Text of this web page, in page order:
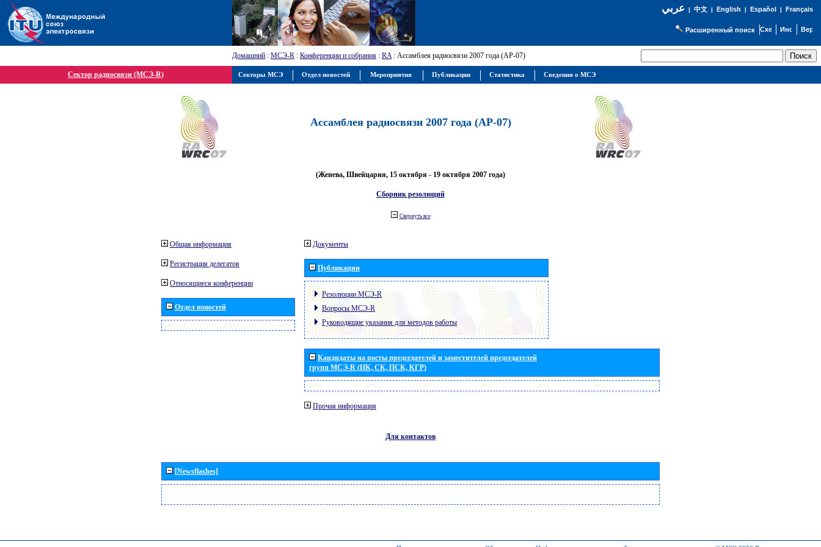
عربي| 中文| English | Español | Français
Расширенный поиск
Домашний : МСЭ-R : Конференции и собрания : RA: Ассамблея радиосвязи 2007 года (АР-07)
Сектор радиосвязи (МСЭ-R)
Ассамблея радиосвязи 2007 года (АР-07)
(Женева, Швейцария, 15 октября - 19 октября 2007 года)
Сборник резолюций
Свернуть все
Общая информация
Регистрация делегатов
Относящиеся конференции
Отдел новостей
Документы
Публикации
Резолюции МСЭ-R
Вопросы МСЭ-R
Руководящие указания для методов работы
Кандидаты на посты председателей и заместителей председателей
групп МСЭ-R (ИК, СК, ПСК, КГР)
Прочая информация
Для контактов
[Newsflashes]
Секторы МСЭ Отдел новостей Мероприятия Публикации Статистика Сведения о МСЭ